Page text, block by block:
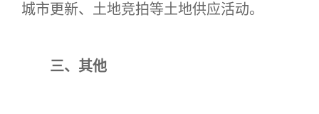
城市更新、土地竞拍等土地供应活动。
三、其他